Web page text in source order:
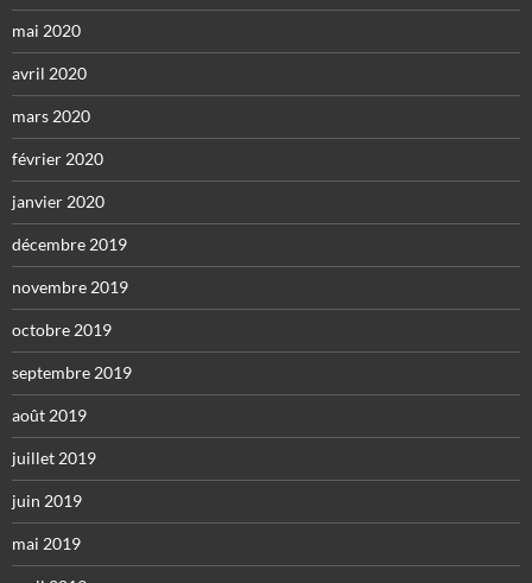
mai 2020
avril 2020
mars 2020
février 2020
janvier 2020
décembre 2019
novembre 2019
octobre 2019
septembre 2019
août 2019
juillet 2019
juin 2019
mai 2019